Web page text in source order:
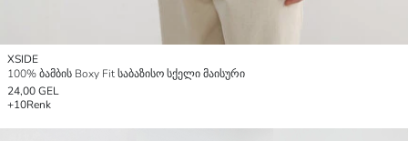
XSIDE
100% ბამბის Boxy Fit საბაზისო სქელი მაისური
24,00 GEL
+10Renk